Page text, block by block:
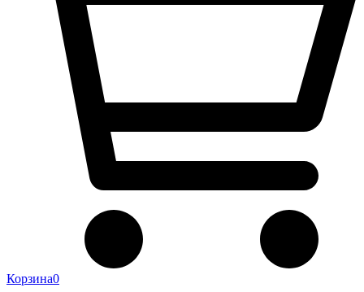
Корзина0